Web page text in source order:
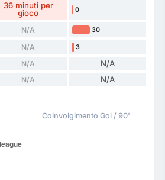
36 minuti per
gioco
0
N/A 30
N/A 3
N/A N/A
N/A N/A
Coinvolgimento Gol / 90'